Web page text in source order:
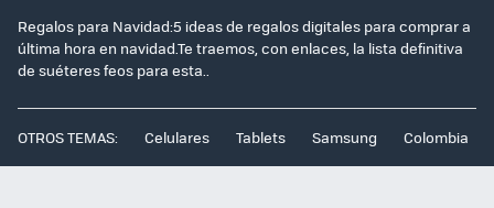
Regalos para Navidad:5 ideas de regalos digitales para comprar a
última hora en navidad.Te traemos, con enlaces, la lista definitiva
de suéteres feos para esta..
OTROS TEMAS: Celulares Tablets Samsung Colombia